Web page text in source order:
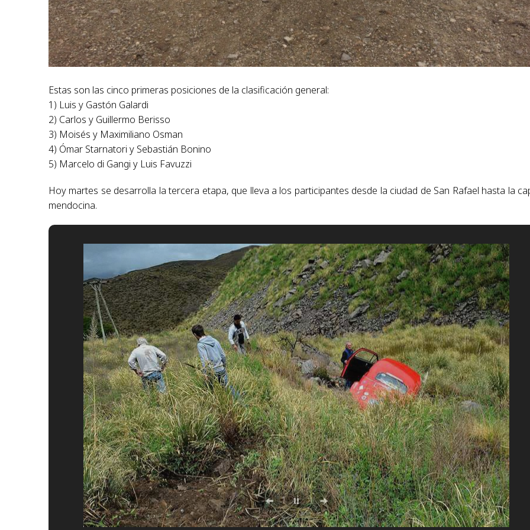
Estas son las cinco primeras posiciones de la clasificación general:
1) Luis y Gastón Galardi
2) Carlos y Guillermo Berisso
3) Moisés y Maximiliano Osman
4) Ómar Starnatori y Sebastián Bonino
5) Marcelo di Gangi y Luis Favuzzi
Hoy martes se desarrolla la tercera etapa, que lleva a los participantes desde la ciudad de San Rafael hasta la
mendocina.